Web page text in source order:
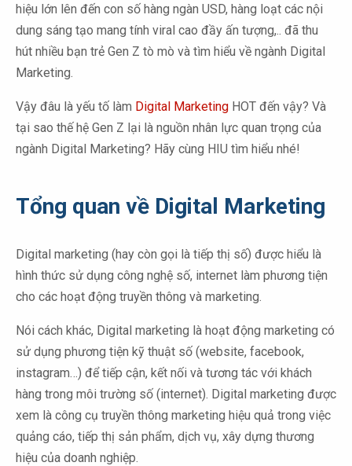
hiệu lớn lên đến con số hàng ngàn USD, hàng loạt các nội
dung sáng tạo mang tính viral cao đầy ấn tượng,.. đã thu
hút nhiều bạn trẻ Gen Z tò mò và tìm hiểu về ngành Digital
Marketing.
Vậy đâu là yếu tố làm Digital Marketing HOT đến vậy? Và
tại sao thế hệ Gen Z lại là nguồn nhân lực quan trọng của
ngành Digital Marketing? Hãy cùng HIU tìm hiểu nhé!
Tổng quan về Digital Marketing
Digital marketing (hay còn gọi là tiếp thị số) được hiểu là
hình thức sử dụng công nghệ số, internet làm phương tiện
cho các hoạt động truyền thông và marketing.
Nói cách khác, Digital marketing là hoạt động marketing có
sử dụng phương tiện kỹ thuật số (website, facebook,
instagram…) để tiếp cận, kết nối và tương tác với khách
hàng trong môi trường số (internet). Digital marketing được
xem là công cụ truyền thông marketing hiệu quả trong việc
quảng cáo, tiếp thị sản phẩm, dịch vụ, xây dựng thương
hiệu của doanh nghiệp.